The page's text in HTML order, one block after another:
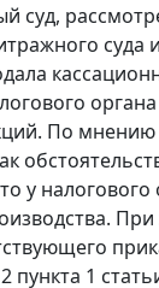
суд,
суда
По мнению
у
пункта 1